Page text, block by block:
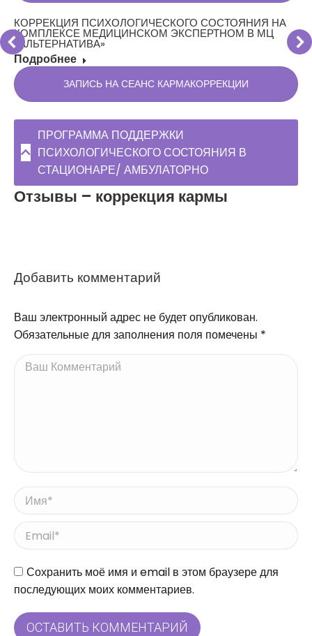
КОРРЕКЦИЯ ПСИХОЛОГИЧЕСКОГО СОСТОЯНИЯ НА
КОМПЛЕКСЕ МЕДИЦИНСКОМ ЭКСПЕРТНОМ В МЦ
«АЛЬТЕРНАТИВА»
Подробнее
ЗАПИСЬ НА СЕАНС КАРМАКОРРЕКЦИИ
ПРОГРАММА ПОДДЕРЖКИ
ПСИХОЛОГИЧЕСКОГО СОСТОЯНИЯ В
СТАЦИОНАРЕ/ АМБУЛАТОРНО
Отзывы – коррекция кармы
Добавить комментарий
Ваш электронный адрес не будет опубликован.
Обязательные для заполнения поля помечены *
Ваш Комментарий
Имя *
Email *
СайтСохранить моё имя и email в этом браузере для
последующих моих комментариев.
ОСТАВИТЬ КОММЕНТАРИЙ